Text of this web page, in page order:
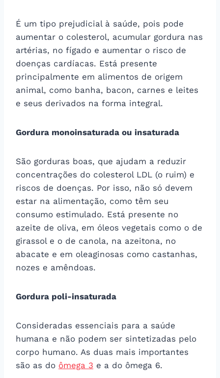
É um tipo prejudicial à saúde, pois pode
aumentar o colesterol, acumular gordura nas
artérias, no fígado e aumentar o risco de
doenças cardíacas. Está presente
principalmente em alimentos de origem
animal, como banha, bacon, carnes e leites
e seus derivados na forma integral.
Gordura monoinsaturada ou insaturada
São gorduras boas, que ajudam a reduzir
concentrações do colesterol LDL (o ruim) e
riscos de doenças. Por isso, não só devem
estar na alimentação, como têm seu
consumo estimulado. Está presente no
azeite de oliva, em óleos vegetais como o de
girassol e o de canola, na azeitona, no
abacate e em oleaginosas como castanhas,
nozes e amêndoas.
Gordura poli-insaturada
Consideradas essenciais para a saúde
humana e não podem ser sintetizadas pelo
corpo humano. As duas mais importantes
são as do ômega 3 e a do ômega 6.